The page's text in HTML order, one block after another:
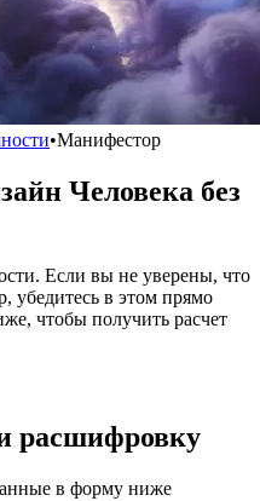
•Манифестор
Человека без
Если вы не уверены, что
в этом прямо
чтобы получить расчет
расшифровку
в форму ниже